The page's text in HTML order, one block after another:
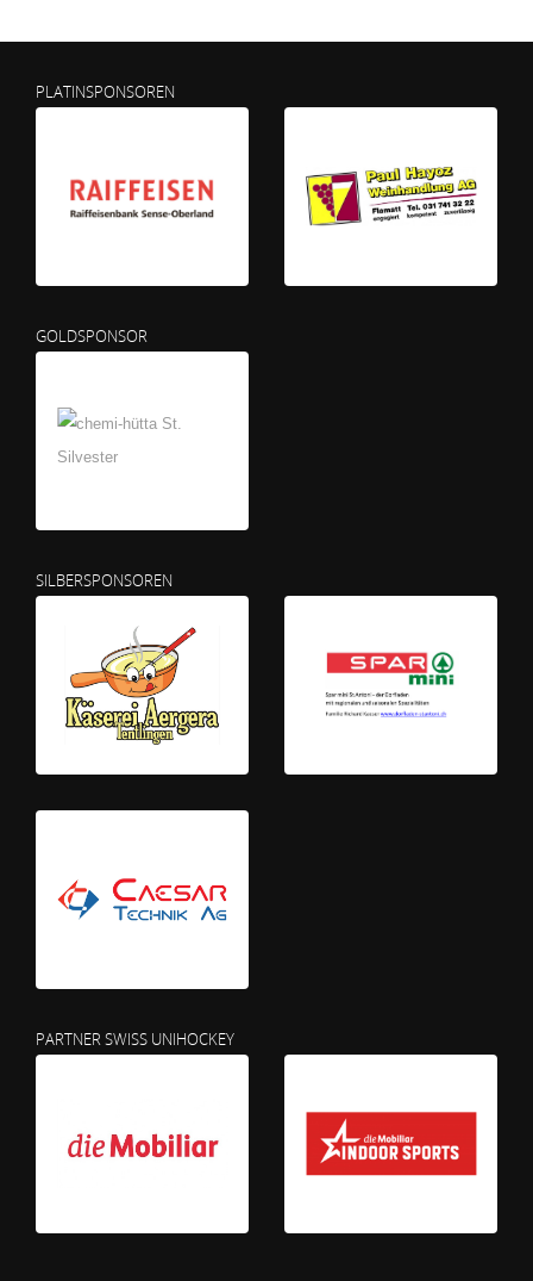
PLATINSPONSOREN
GOLDSPONSOR
SILBERSPONSOREN
PARTNER SWISS UNIHOCKEY